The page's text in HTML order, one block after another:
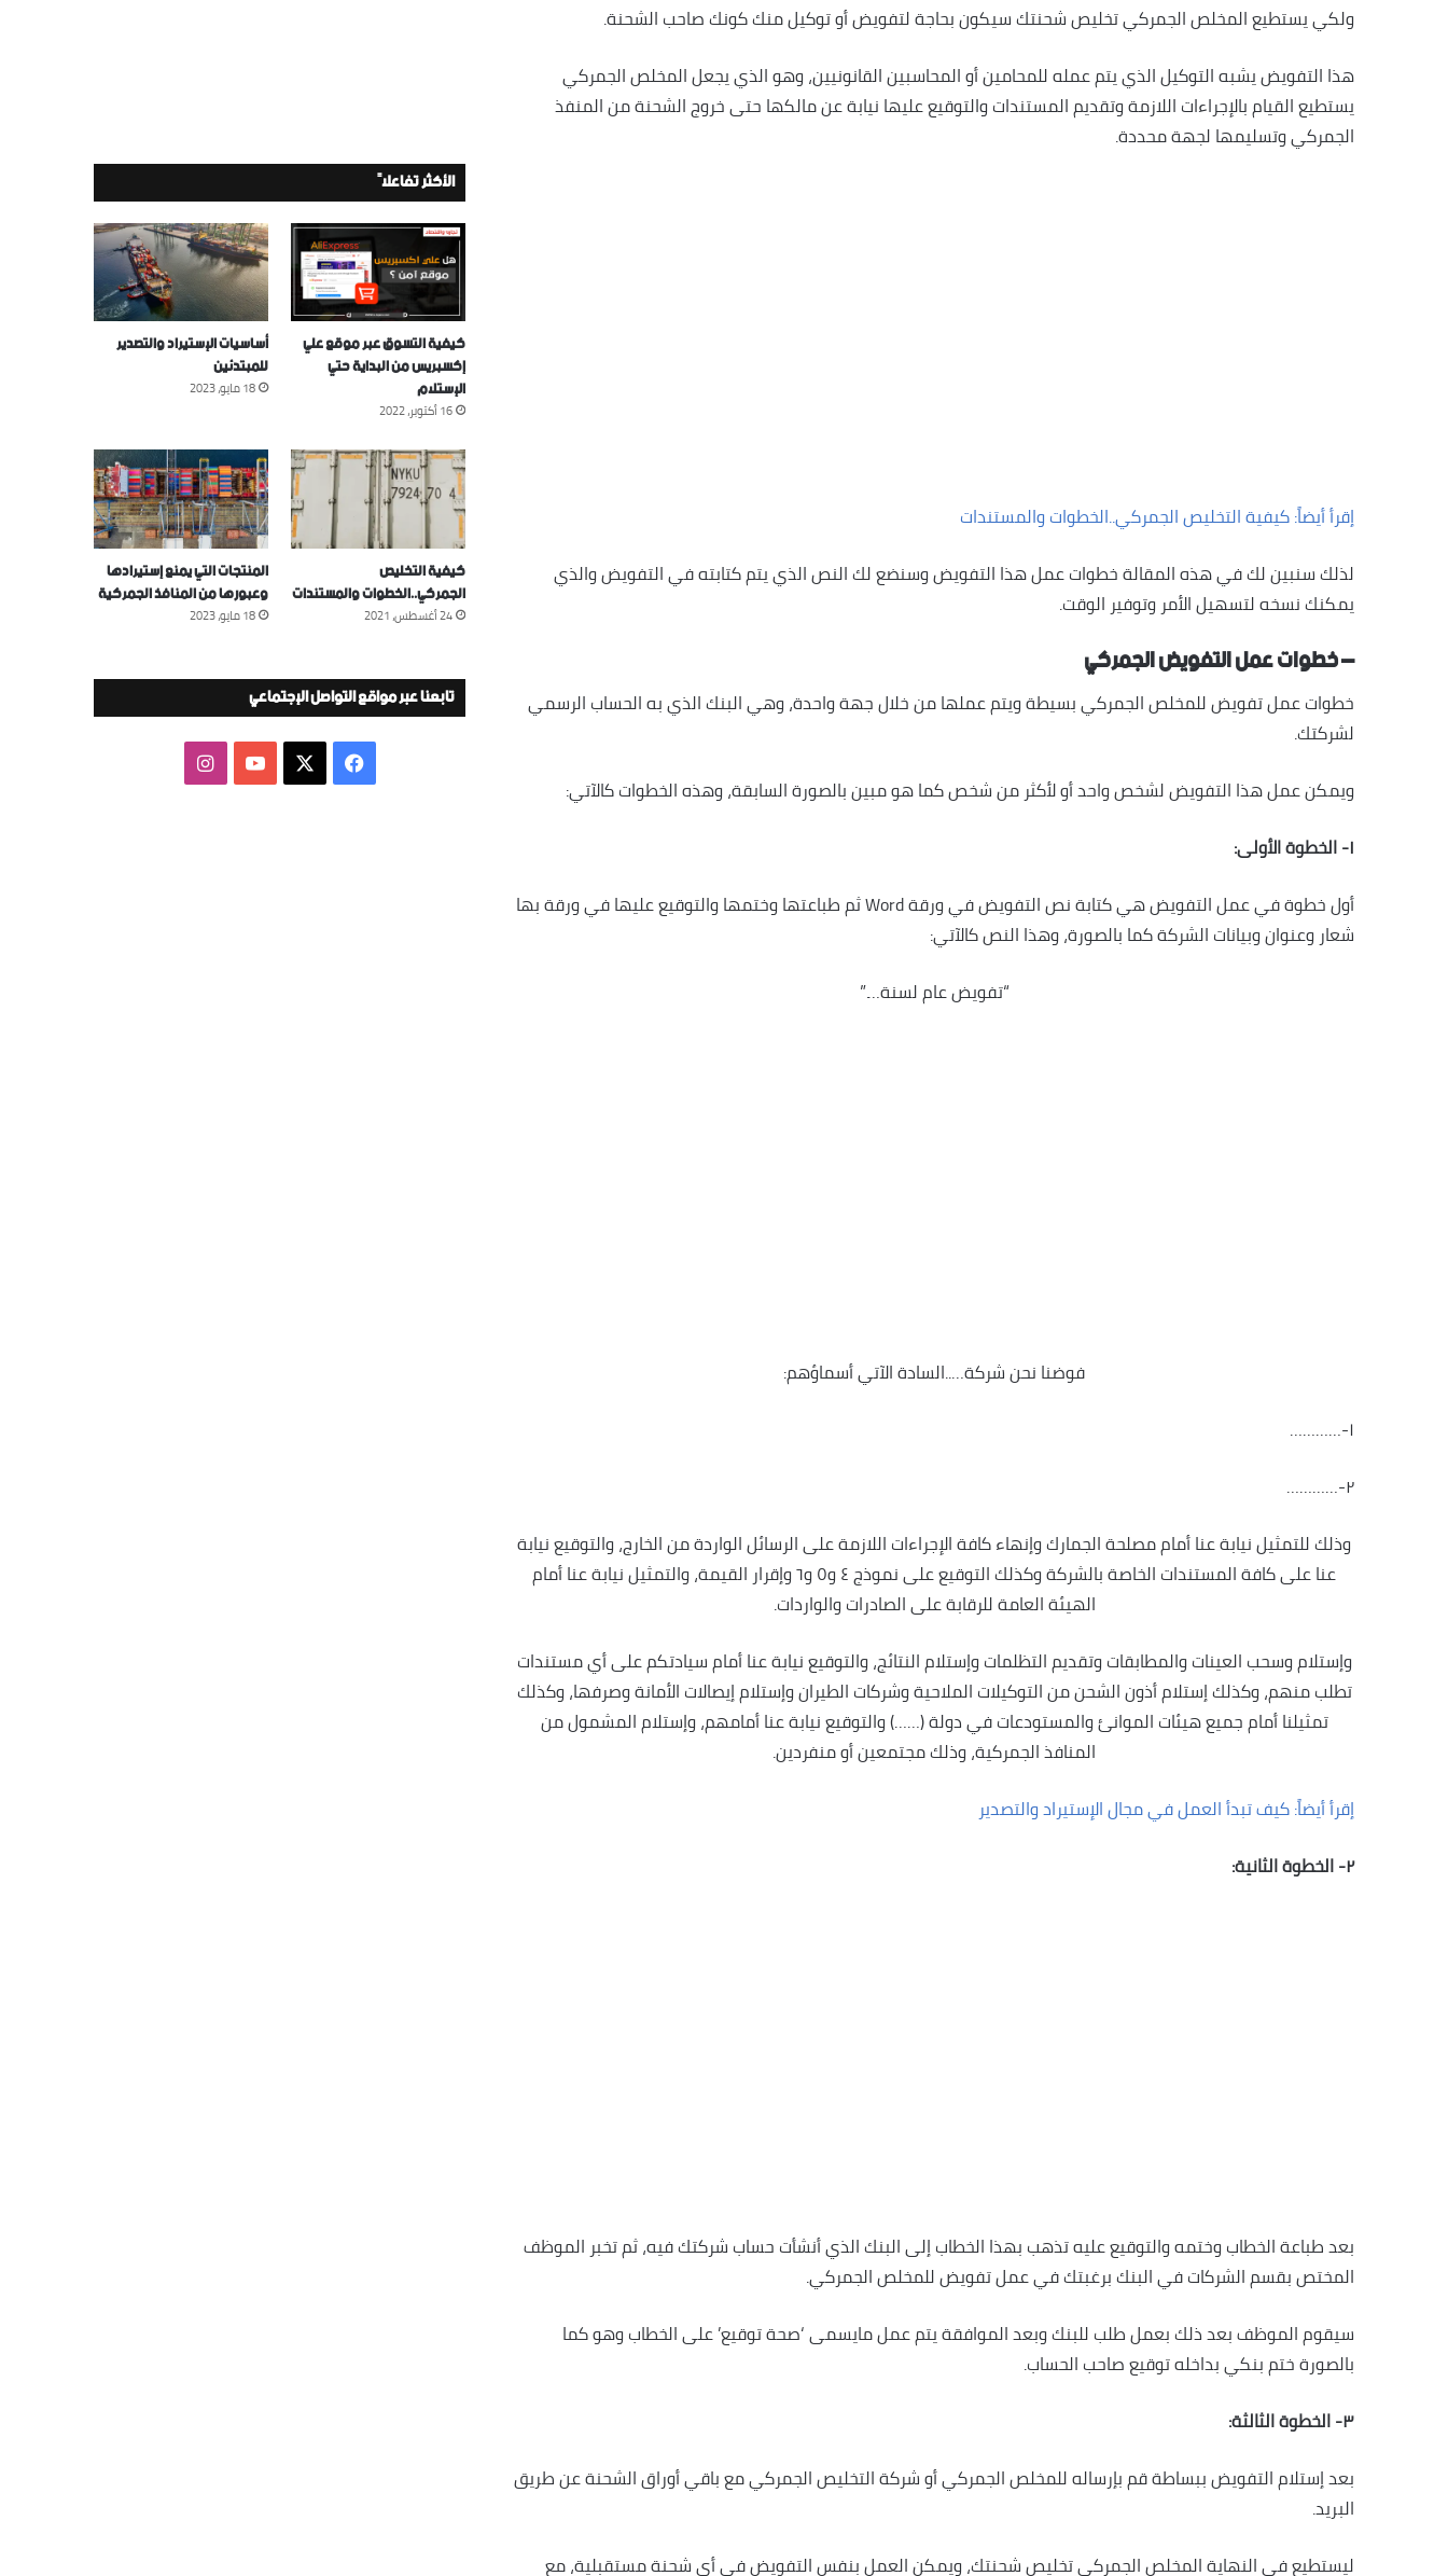
ولكي يستطيع المخلص الجمركي تخليص شحنتك سيكون بحاجة لتفويض أو توكيل منك كونك صاحب الشحنة.
هذا التفويض يشبه التوكيل الذي يتم عمله للمحامين أو المحاسبين القانونيين، وهو الذي يجعل المخلص الجمركي
يستطيع القيام بالإجراءات اللازمة وتقديم المستندات والتوقيع عليها نيابة عن مالكها حتى خروج الشحنة من المنفذ
الجمركي وتسليمها لجهة محددة.
إقرأ أيضاً: كيفية التخليص الجمركي..الخطوات والمستندات
لذلك سنبين لك في هذه المقالة خطوات عمل هذا التفويض وسنضع لك النص الذي يتم كتابته في التفويض والذي
يمكنك نسخه لتسهيل الأمر وتوفير الوقت.
– خطوات عمل التفويض الجمركي
خطوات عمل تفويض للمخلص الجمركي بسيطة ويتم عملها من خلال جهة واحدة، وهي البنك الذي به الحساب الرسمي
لشركتك.
ويمكن عمل هذا التفويض لشخص واحد أو لأكثر من شخص كما هو مبين بالصورة السابقة، وهذه الخطوات كالآتي:
١- الخطوة الأولى:
أول خطوة في عمل التفويض هي كتابة نص التفويض في ورقة Word ثم طباعتها وختمها والتوقيع عليها في ورقة بها
شعار وعنوان وبيانات الشركة كما بالصورة، وهذا النص كالآتي:
“تفويض عام لسنة….”
فوضنا نحن شركة…..السادة الآتي أسماؤهم:
١-…………
٢-…………
وذلك للتمثيل نيابة عنا أمام مصلحة الجمارك وإنهاء كافة الإجراءات اللازمة على الرسائل الواردة من الخارج، والتوقيع نيابة
عنا على كافة المستندات الخاصة بالشركة وكذلك التوقيع على نموذج ٤ و٥ و٦ وإقرار القيمة، والتمثيل نيابة عنا أمام
الهيئة العامة للرقابة على الصادرات والواردات.
وإستلام وسحب العينات والمطابقات وتقديم التظلمات وإستلام النتائج، والتوقيع نيابة عنا أمام سيادتكم على أي مستندات
تطلب منهم، وكذلك إستلام أذون الشحن من التوكيلات الملاحية وشركات الطيران وإستلام إيصالات الأمانة وصرفها، وكذلك
تمثيلنا أمام جميع هيئات الموانئ والمستودعات في دولة (……) والتوقيع نيابة عنا أمامهم، وإستلام المشمول من
المنافذ الجمركية، وذلك مجتمعين أو منفردين.
إقرأ أيضاً: كيف تبدأ العمل في مجال الإستيراد والتصدير
٢- الخطوة الثانية:
بعد طباعة الخطاب وختمه والتوقيع عليه تذهب بهذا الخطاب إلى البنك الذي أنشأت حساب شركتك فيه، ثم تخبر الموظف
المختص بقسم الشركات في البنك برغبتك في عمل تفويض للمخلص الجمركي.
سيقوم الموظف بعد ذلك بعمل طلب للبنك وبعد الموافقة يتم عمل مايسمى ‘صحة توقيع’ على الخطاب وهو كما
بالصورة ختم بنكي بداخله توقيع صاحب الحساب.
٣- الخطوة الثالثة:
بعد إستلام التفويض ببساطة قم بإرساله للمخلص الجمركي أو شركة التخليص الجمركي مع باقي أوراق الشحنة عن طريق
البريد.
ليستطيع في النهاية المخلص الجمركي تخليص شحنتك، ويمكن العمل بنفس التفويض في أي شحنة مستقبلية، مع
الأكثر تفاعلاً
كيفية التسوق عبر موقع علي
إكسبريس من البداية حتي
الإستلام
16 أكتوبر، 2022
أساسيات الإستيراد والتصدير
للمبتدئين
18 مايو، 2023
كيفية التخليص
الجمركي..الخطوات والمستندات
24 أغسطس، 2021
المنتجات التي يمنع إستيرادها
وعبورها من المنافذ الجمركية
18 مايو، 2023
تابعنا عبر مواقع التواصل الإجتماعي
فيسبوك ‫YouTubeانستقرام